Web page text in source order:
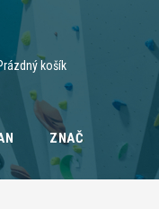
košík
ZNAČKY